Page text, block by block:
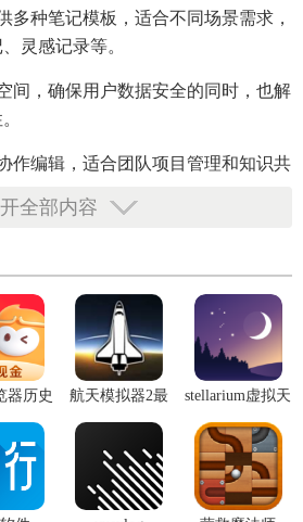
多种笔记模板，适合不同场景需求，
灵感记录等。
间，确保用户数据安全的同时，也解
作编辑，适合团队项目管理和知识共
全部内容
器历史
航天模拟器2最
新版
stellarium虚拟天
文台